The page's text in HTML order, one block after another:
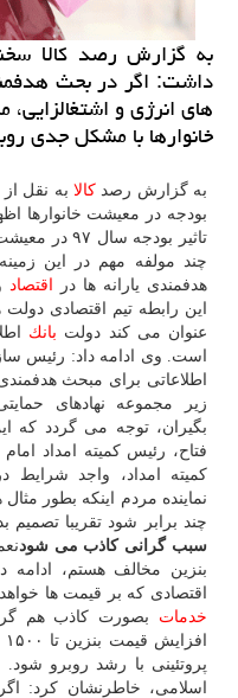
به گزارش رصد كالا
داشت: اگر در بحث
های انرژی و
خانوارها با مشكل جدی
به گزارش رصد كالا به نقل از
بودجه در معیشت خانوارها
تاثیر بودجه
چند مولفه مهم در این
هدفمندی یارانه ها در
اقتصاد
این رابطه تیم اقتصادی
عنوان می كند دولت بانك
است. وی ادامه داد: رئیس
اطلاعاتی برای مبحث
زیر مجموعه نهادهای
بگیران، توجه می گردد كه
فتاح، رئیس كمیته امداد
كمیته امداد، واجد شرایط
نماینده مردم اینكه بطور
چند برابر شود تقریبا
سبب گرانی كاذب می شود
بنزین مخالف هستم، ادامه
اقتصادی كه بر قیمت ها
خدمات بصورت كاذب هم
پروتئینی با رشد روبرو
اسلامی، خاطرنشان كرد: